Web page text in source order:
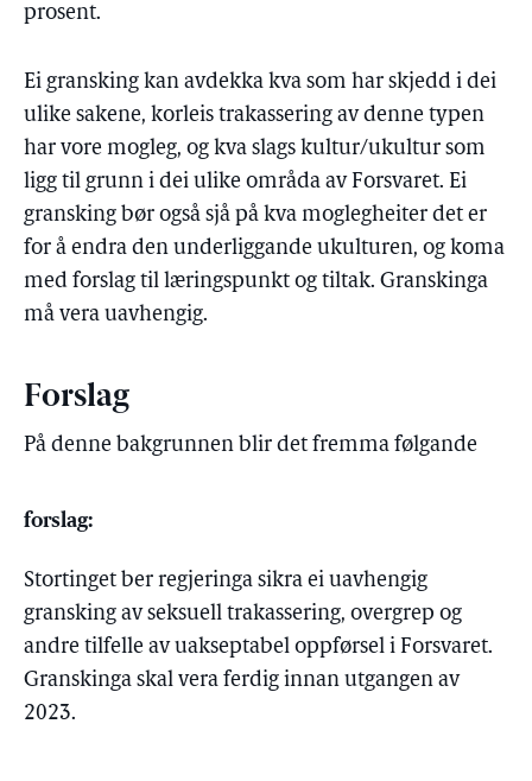
prosent.
Ei gransking kan avdekka kva som har skjedd i dei
ulike sakene, korleis trakassering av denne typen
har vore mogleg, og kva slags kultur/ukultur som
ligg til grunn i dei ulike områda av Forsvaret. Ei
gransking bør også sjå på kva moglegheiter det er
for å endra den underliggande ukulturen, og koma
med forslag til læringspunkt og tiltak. Granskinga
må vera uavhengig.
Forslag
På denne bakgrunnen blir det fremma følgande
forslag:
Stortinget ber regjeringa sikra ei uavhengig
gransking av seksuell trakassering, overgrep og
andre tilfelle av uakseptabel oppførsel i Forsvaret.
Granskinga skal vera ferdig innan utgangen av
2023.